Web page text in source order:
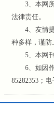
3、本网所
法律责任。
4、友情提
种多样，谨防
5、本网刊
6、如因作
85282353；电